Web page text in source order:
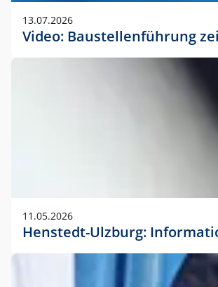
13.07.2026
Video: Baustellenführung
11.05.2026
Henstedt-Ulzburg: